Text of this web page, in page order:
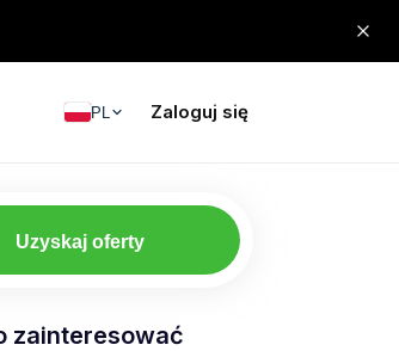
PL Zaloguj się
Uzyskaj oferty
zainteresować